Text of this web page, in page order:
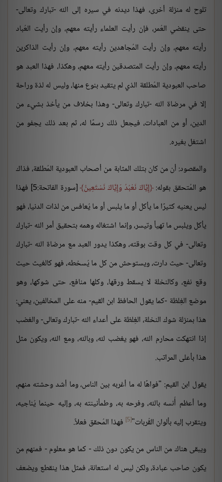
تلوح له منزلة أخرى، فهذا ديدنه في سيره إلى الله -تبارك وتعالى-
حتى ينقضي العُمر، فإن رأيت العلماء رأيته معهم، وإن رأيت العُباد
رأيته معهم، وإن رأيت المُجاهدين رأيته معهم، وإن رأيت الذاكرين
رأيته معهم، وإن رأيت المتصدقين رأيته معهم، وهكذا، فهذا العبد هو
صاحب العبودية المُطلقة الذي لم يتقيد بنوع منها، وليس له لذة وراحة
إلا في مرضاة الله -تبارك وتعالى- وهذا بخلاف من يأخذ بشيء من
الدين، أو من العبادات، فيجعل ذلك رسمًا له، ثم بعد ذلك يجفو من
اشتغل بغيره.
والمقصود: أن من كان بتلك المثابة من أصحاب العبودية المُطلقة، فذاك
هو المُتحقق بقوله: إِيَّاكَ نَعْبُدُ وَإِيَّاكَ نَسْتَعِينُ
[سورة الفاتحة:5] فهذا
ليس يعنيه كثيرًا ما يأكل أو ما يلبس أو ما يُعافس من لذات الدنيا، فهو
يأكل ويلبس ما تهيأ وتيسر، وإنما اشتغاله وهمه بتحقيق أمر الله -تبارك
وتعالى- في كل وقت بوقته، وهكذا يدور العبد مع مرضاة الله -تبارك
وتعالى- حيث دارت، ويستوحش من كل ما يُسخطه، فهو كالغيث حيث
وقع نفع، وكالنخلة لا يسقط ورقها، وكلها منافع، حتى شوكها، وهو
موضع الغِلظة -كما يقول الحافظ ابن القيم- منه على المخالفين، يعني:
هذا بمنزلة شوك النخلة، الغِلظة على أعداء الله -تبارك وتعالى- والغضب
إذا انتهكت محارم الله، فهو يغضب لله، وبالله، ومع الله، ويكون مثل
هذا بأعلى المراتب.
يقول ابن القيم: "فواهًا له ما أغربه بين الناس، وما أشد وحشته منهم،
وما أعظم أُنسه بالله، وفرحه به، وطمأنينته به، وإليه حينما يُناجيه،
ويتقرب إليه بألوان القُربات"[5]
فهذا المُحقق فعلاً.
ويبقى هناك من الناس من يكون دون ذلك - كما هو معلوم - فمنهم من
يكون صاحب عبادة، ولكن ليس له استعانة، فمثل هذا ينقطع ويضعف